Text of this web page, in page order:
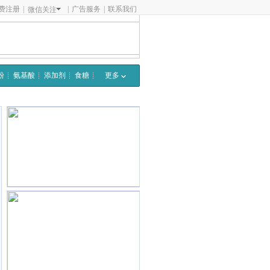
注册 微信关注 广告服务 联系我们
氨基酸 添加剂 食糖 更多